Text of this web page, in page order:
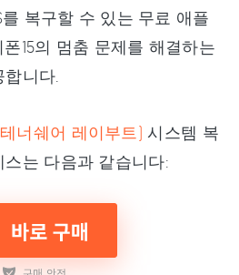
복구할 수 있는 무료 애플
15의 멈춤 문제를 해결하는
니다.
너쉐어 레이부트) 시스템 복
는 다음과 같습니다: